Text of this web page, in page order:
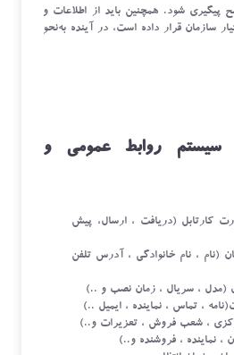
پیگیری شود. همچنین باید از اطلاعات و
سازمان قرار داده است، در آینده به‌نحو
سیستم روابط عمومی و
کارتابل (دریافت ، ارسال، پیش
(نام ، نام خانوادگی ، آدرس تلفن
(مدل ، سریال ، زمان نصب و ..)
، تماس ، نماینده ، ایمیل ..)
، شعب فروش ، تعزیرات و..)
نماینده ، فروشنده و..)